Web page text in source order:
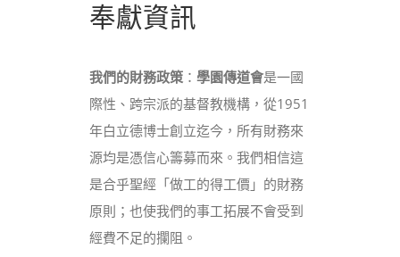
奉獻資訊
我們的財務政策 ： 學園傳道會是一國
際性、跨宗派的基督教機構，從1951
年白立德博士創立迄今，所有財務來
源均是憑信心籌募而來。我們相信這
是合乎聖經「做工的得工價」的財務
原則；也使我們的事工拓展不會受到
經費不足的攔阻。